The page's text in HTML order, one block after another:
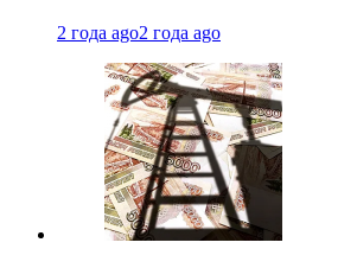
2 года ago2 года ago